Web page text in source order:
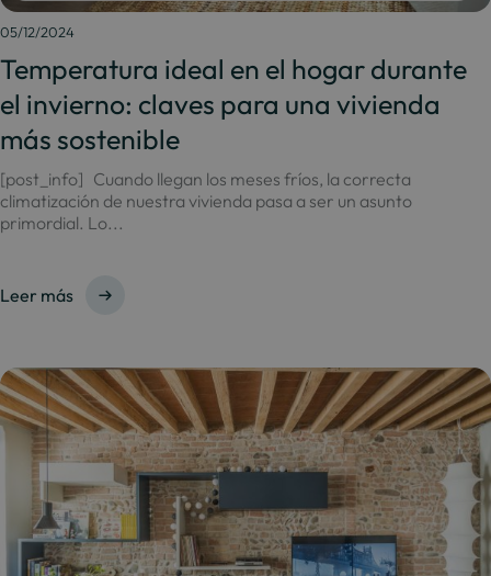
05/12/2024
Temperatura ideal en el hogar durante
el invierno: claves para una vivienda
más sostenible
[post_info] Cuando llegan los meses fríos, la correcta
climatización de nuestra vivienda pasa a ser un asunto
primordial. Lo...
Leer más